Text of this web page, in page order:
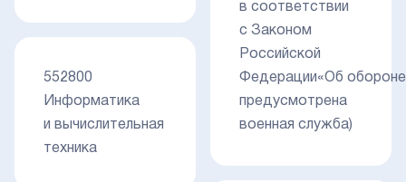
552800
Информатика
и вычислительная
техника
в соответствии
с Законом
Российской
Федерации«Об
предусмотрена
военная служба)